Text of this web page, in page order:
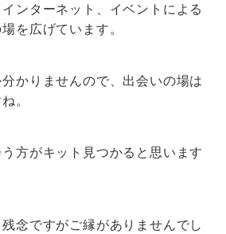
ンターネット、イベントによる
を広げています。
かりませんので、出会いの場は
。
方がキット見つかると思います
念ですがご縁がありませんでし